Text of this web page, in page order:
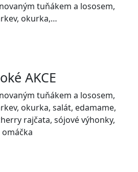
tuňákem a lososem,
okurka,…
AKCE
tuňákem a lososem,
okurka, salát, edamame,
rajčata, sójové výhonky,